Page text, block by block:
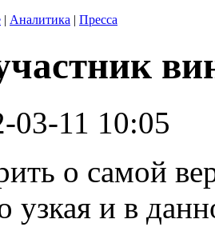
| Аналитика | Пресса
03-11 10:05
о самой
узкая и в